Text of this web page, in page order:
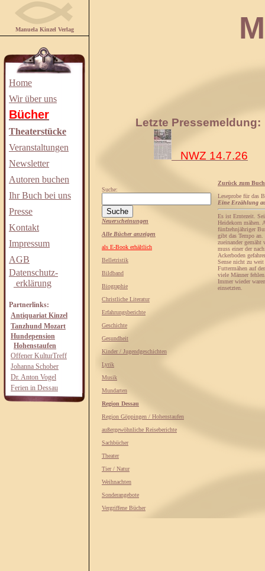
Manuela Kinzel Verlag
Home
Wir über uns
Bücher
Theaterstücke
Veranstaltungen
Newsletter
Autoren buchen
Ihr Buch bei uns
Presse
Kontakt
Impressum
AGB
Datenschutz-
erklärung
Partnerlinks:
Antiquariat Kinzel
Tanzhund Mozart
Hundepension
Hohenstaufen
Offener KulturTreff
Johanna Schober
Dr. Anton Vogel
Ferien in Dessau
Letzte Pressemeldung:
NWZ 14.7.26
Suche:
Neuerscheinungen
Alle Bücher anzeigen
als E-Book erhältlich
Belletristik
Bildband
Biographie
Christliche Literatur
Erfahrungsberichte
Geschichte
Gesundheit
Kinder / Jugendgeschichten
Lyrik
Musik
Mundarten
Region Dessau
Region Göppingen / Hohenstaufen
außergewöhnliche Reiseberichte
Sachbücher
Theater
Tier / Natur
Weihnachten
Sonderangebote
Vergriffene Bücher
Zurück zum Buch
Leseprobe für das
Eine Erzählung
Es ist Erntezeit.
Heidekorn mähen.
fünfzehnjähriger
gibt das Tempo
zueinander
muss einer der
Ackerboden
Sense nicht zu
Futtermähen auf
viele Männer
Immer wieder
einsetzten.